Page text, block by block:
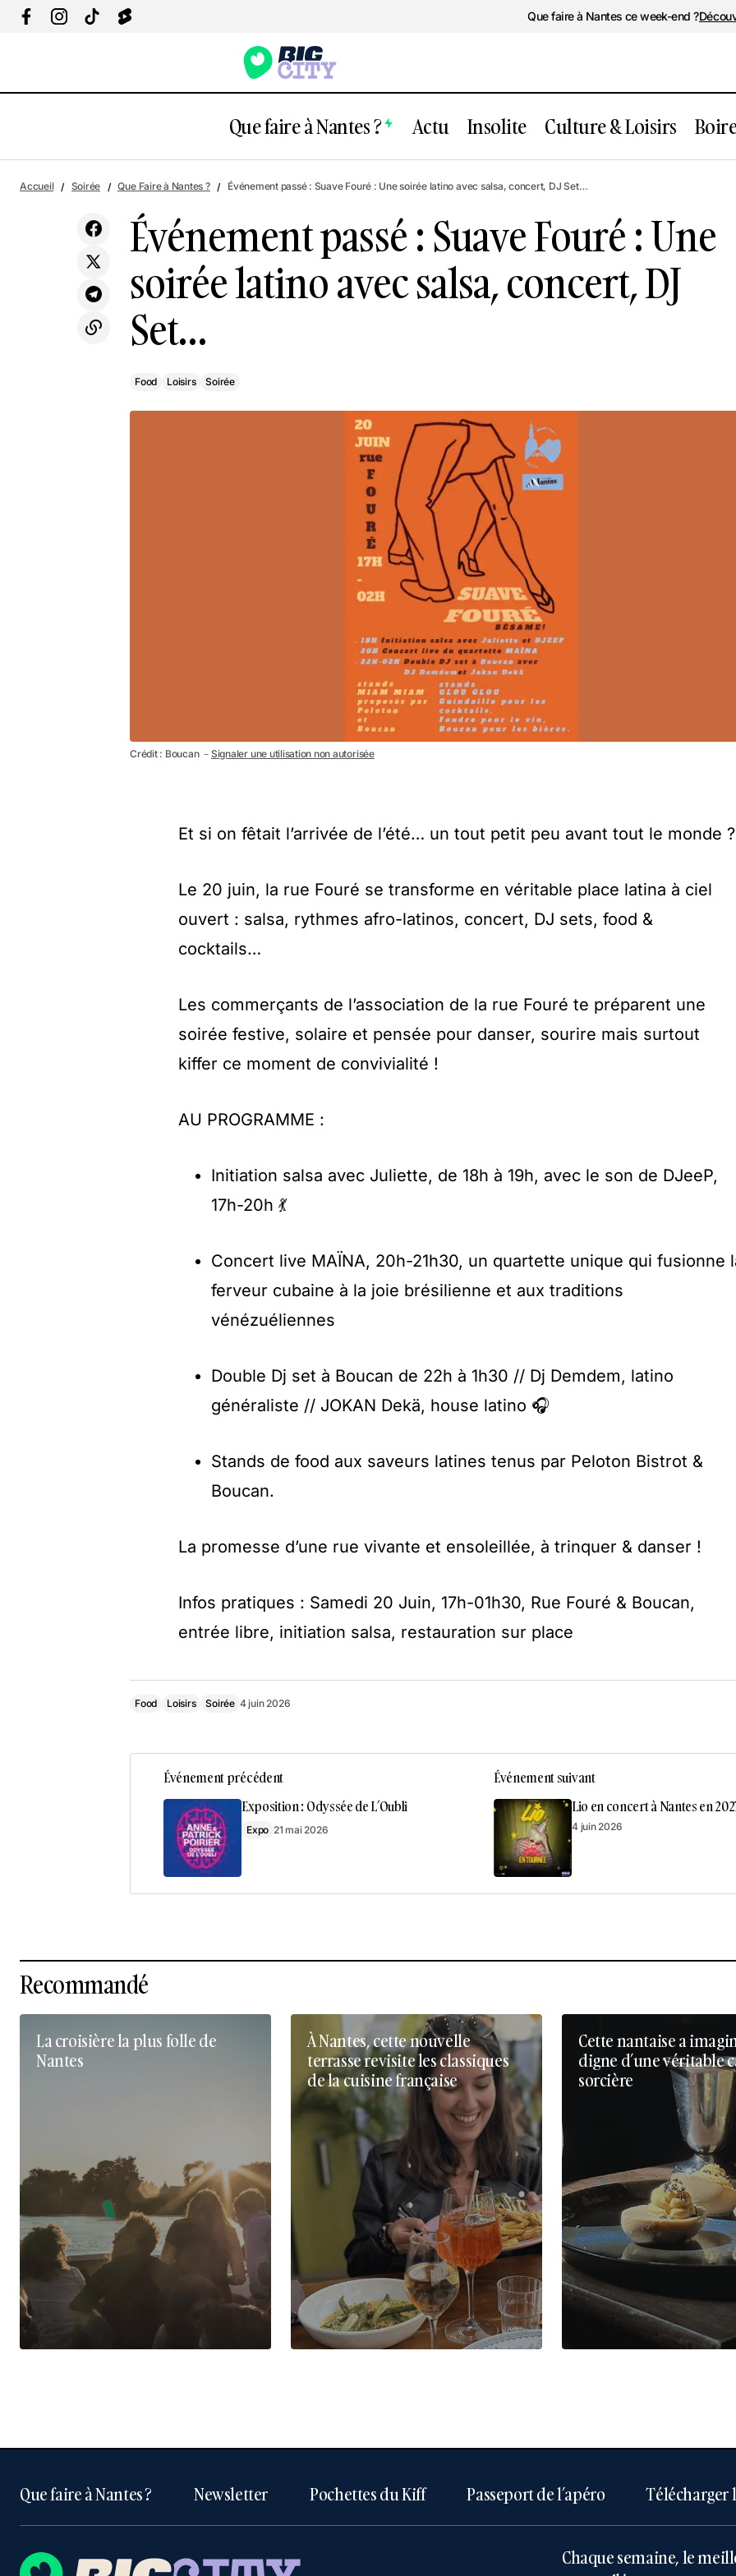
Que faire à Nantes ce week-end ?
Que faire à Nantes ? Actu Insolite Culture & Loisirs
Exposition Rêves Premiers de Justine
Emard au Lieu Unique
Food
Loisirs
Événement passé : Suave Fouré : Une
Accueil Soirée Que Faire à Nantes ? Événement passé : Suave Fouré : Une soirée latino avec salsa, concert, DJ Set…
Événement passé : Suave Fouré : Une
soirée latino avec salsa, concert, DJ
Set…
Food Loisirs Soirée
Crédit : Boucan － Signaler une utilisation non autorisée
Et si on fêtait l’arrivée de l’été… un tout petit peu avant tout le monde
Le 20 juin, la rue Fouré se transforme en véritable place latina à ciel
ouvert : salsa, rythmes afro-latinos, concert, DJ sets, food &
cocktails…
Les commerçants de l’association de la rue Fouré te préparent une
soirée festive, solaire et pensée pour danser, sourire mais surtout
kiffer ce moment de convivialité !
AU PROGRAMME :
Initiation salsa avec Juliette, de 18h à 19h, avec le son de DJeeP,
17h-20h 💃
Concert live MAÏNA, 20h-21h30, un quartette unique qui fusionne
ferveur cubaine à la joie brésilienne et aux traditions
vénézuéliennes
Double Dj set à Boucan de 22h à 1h30 // Dj Demdem, latino
généraliste // JOKAN Dekä, house latino 🎧
Stands de food aux saveurs latines tenus par Peloton Bistrot &
Boucan.
La promesse d’une rue vivante et ensoleillée, à trinquer & danser !
Infos pratiques : Samedi 20 Juin, 17h-01h30, Rue Fouré & Boucan,
entrée libre, initiation salsa, restauration sur place
Food Loisirs Soirée 4 juin 2026
Événement précédent
Exposition : Odyssée de L’Oubli
Expo 21 mai 2026
Événement suivant
Lio en concert à Nantes en
4 juin 2026
Recommandé
La croisière la plus folle de
Nantes
À Nantes, cette nouvelle
terrasse revisite les classiques
de la cuisine française
Cette nantaise a
digne d’une véritable
sorcière
Que faire à Nantes ? Newsletter Pochettes du Kiff Passeport de l’apéro Télécharger
Chaque semaine, le